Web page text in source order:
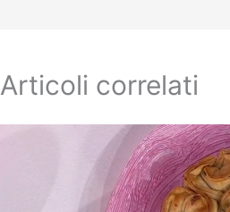
Articoli correlati